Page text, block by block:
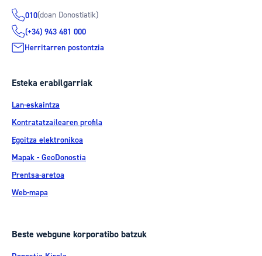
010(doan Donostiatik)
(+34) 943 481 000
Herritarren postontzia
Esteka erabilgarriak
Lan-eskaintza
Kontratatzailearen profila
Egoitza elektronikoa
Mapak - GeoDonostia
Prentsa-aretoa
Web-mapa
Beste webgune korporatibo batzuk